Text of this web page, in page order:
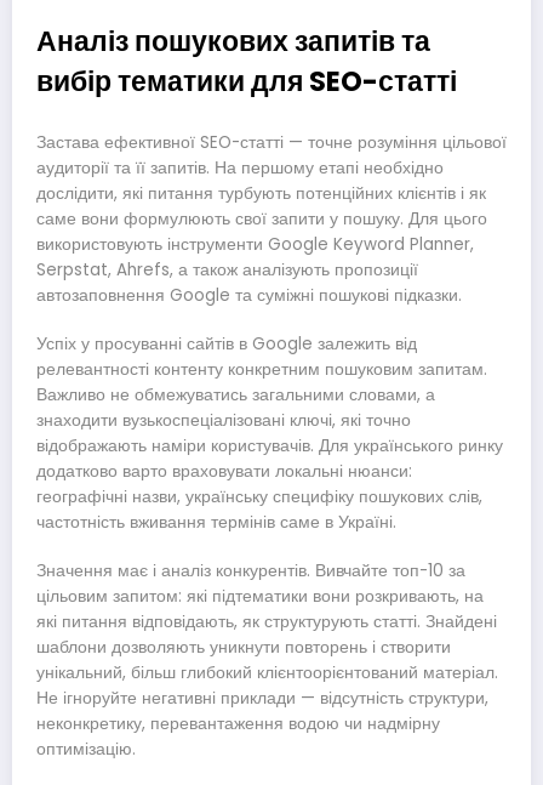
Аналіз пошукових запитів та
вибір тематики для SEO-статті
Застава ефективної SEO-статті — точне розуміння цільової
аудиторії та її запитів. На першому етапі необхідно
дослідити, які питання турбують потенційних клієнтів і як
саме вони формулюють свої запити у пошуку. Для цього
використовують інструменти Google Keyword Planner,
Serpstat, Ahrefs, а також аналізують пропозиції
автозаповнення Google та суміжні пошукові підказки.
Успіх у просуванні сайтів в Google залежить від
релевантності контенту конкретним пошуковим запитам.
Важливо не обмежуватись загальними словами, а
знаходити вузькоспеціалізовані ключі, які точно
відображають наміри користувачів. Для українського ринку
додатково варто враховувати локальні нюанси:
географічні назви, українську специфіку пошукових слів,
частотність вживання термінів саме в Україні.
Значення має і аналіз конкурентів. Вивчайте топ-10 за
цільовим запитом: які підтематики вони розкривають, на
які питання відповідають, як структурують статті. Знайдені
шаблони дозволяють уникнути повторень і створити
унікальний, більш глибокий клієнтоорієнтований матеріал.
Не ігноруйте негативні приклади — відсутність структури,
неконкретику, перевантаження водою чи надмірну
оптимізацію.